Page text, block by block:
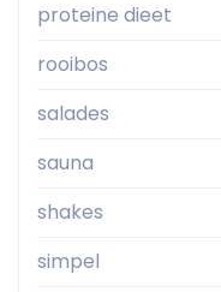
proteine dieet
rooibos
salades
sauna
shakes
simpel